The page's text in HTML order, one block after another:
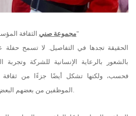
مجموعة صنيالثقافة المؤسسية الأساسية - "الثقافة العائلية"
الحقيقة تجدها في التفاصيل. لا تسمح حفلة
بالشعور بالرعاية الإنسانية للشركة وتجربة
فحسب، ولكنها تشكل أيضًا جزءًا من
الموظفين من بعضهم البعض. المسافة تعزز تماسك الفريق.